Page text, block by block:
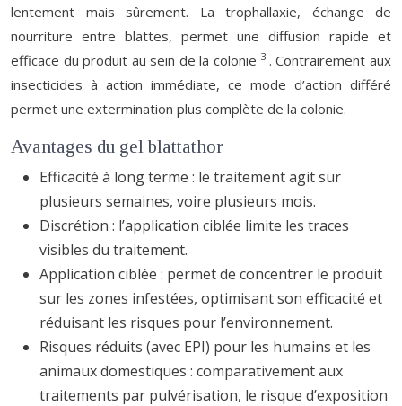
lentement mais sûrement. La trophallaxie, échange de
nourriture entre blattes, permet une diffusion rapide et
efficace du produit au sein de la colonie 3 . Contrairement aux
insecticides à action immédiate, ce mode d’action différé
permet une extermination plus complète de la colonie.
Avantages du gel blattathor
Efficacité à long terme : le traitement agit sur
plusieurs semaines, voire plusieurs mois.
Discrétion : l’application ciblée limite les traces
visibles du traitement.
Application ciblée : permet de concentrer le produit
sur les zones infestées, optimisant son efficacité et
réduisant les risques pour l’environnement.
Risques réduits (avec EPI) pour les humains et les
animaux domestiques : comparativement aux
traitements par pulvérisation, le risque d’exposition